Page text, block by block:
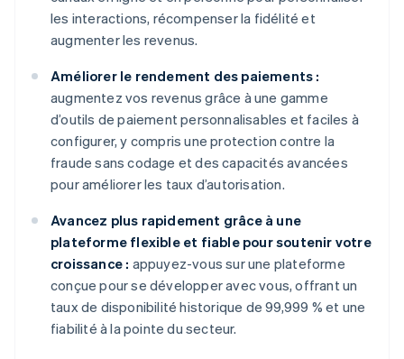
les interactions, récompenser la fidélité et
augmenter les revenus.
Améliorer le rendement des paiements :
augmentez vos revenus grâce à une gamme
d’outils de paiement personnalisables et faciles à
configurer, y compris une protection contre la
fraude sans codage et des capacités avancées
pour améliorer les taux d’autorisation.
Avancez plus rapidement grâce à une
plateforme flexible et fiable pour soutenir votre
croissance : appuyez-vous sur une plateforme
conçue pour se développer avec vous, offrant un
taux de disponibilité historique de 99,999 % et une
fiabilité à la pointe du secteur.